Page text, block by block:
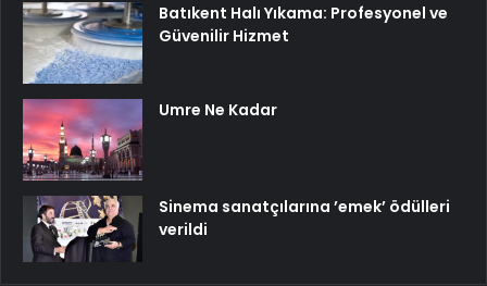
Batıkent Halı Yıkama: Profesyonel ve
Güvenilir Hizmet
Umre Ne Kadar
Sinema sanatçılarına ’emek’ ödülleri
verildi